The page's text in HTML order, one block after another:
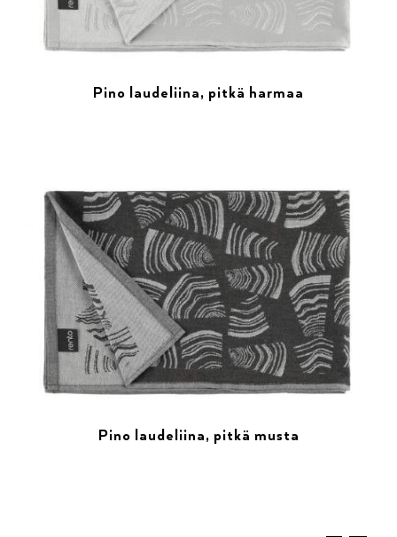
Pino laudeliina, pitkä harmaa
Pino laudeliina, pitkä musta